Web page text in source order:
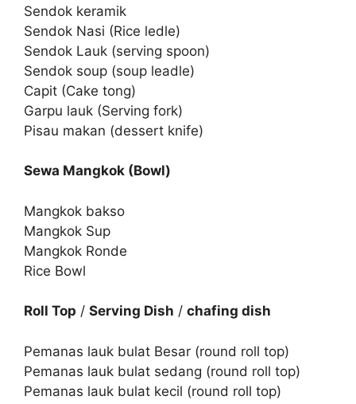
Sendok keramik
Sendok Nasi (Rice ledle)
Sendok Lauk (serving spoon)
Sendok soup (soup leadle)
Capit (Cake tong)
Garpu lauk (Serving fork)
Pisau makan (dessert knife)
Sewa Mangkok (Bowl)
Mangkok bakso
Mangkok Sup
Mangkok Ronde
Rice Bowl
Roll Top / Serving Dish / chafing dish
Pemanas lauk bulat Besar (round roll top)
Pemanas lauk bulat sedang (round roll top)
Pemanas lauk bulat kecil (round roll top)